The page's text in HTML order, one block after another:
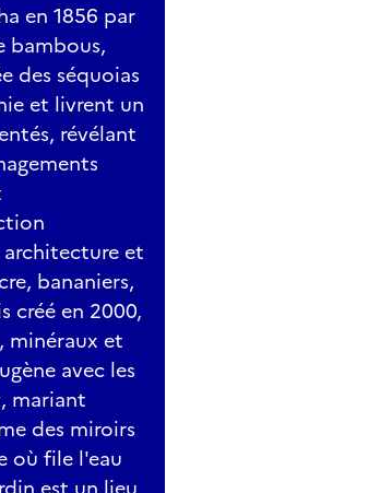
en 1856 par
bambous,
des séquoias
et livrent un
révélant
architecture et
bananiers,
créé en 2000,
minéraux et
avec les
mariant
des miroirs
où file l'eau